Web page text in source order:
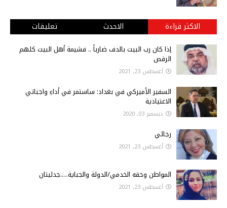
الاكثر قراءة الاحدث تعليقات
إذا كان رب البيت بالدف ضارباً .. فشيمة أهل البيت كلهم
الرقص
أغسطس 23, 2021
السفير الأميركي في بغداد: ساستمر في أداءِ واجباتي
الاعتيادية
ديسمبر 03, 2020
رجائي
أغسطس 23, 2021
المواطن وحقه الخدمي/الدولة والجباية.....جدليتان
أغسطس 23, 2021